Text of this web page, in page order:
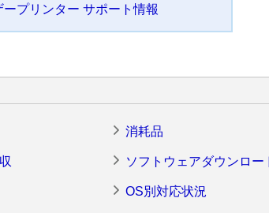
ープリンター サポート情報
消耗品
ソフトウェアダウンロー
OS別対応状況